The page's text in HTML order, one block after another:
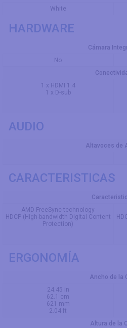
White
HARDWARE
Cámara
No
1 x HDMI 1.4
1 x D-sub
AUDIO
Altavoces de
CARACTERISTICAS
AMD FreeSync technology
HDCP (High-bandwidth Digital Content
Protection)
ERGONOMÍA
Ancho de la
24.45 in
62.1 cm
621 mm
2.04 ft
Altura de la